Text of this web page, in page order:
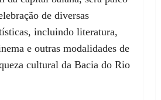
de diversas
incluindo literatura,
e outras modalidades de
cultural da Bacia do Rio